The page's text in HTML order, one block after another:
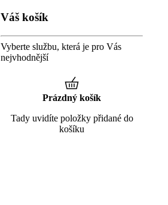
Váš košík
Vyberte službu, která je pro Vás
nejvhodnější
Prázdný košík
Tady uvidíte položky přidané do
košíku